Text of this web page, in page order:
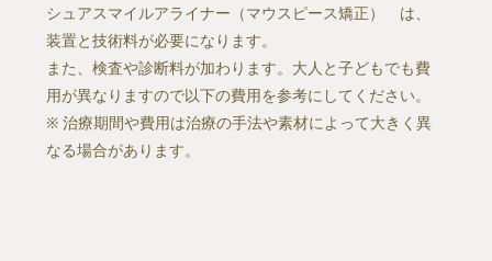
シュアスマイルアライナー（マウスピース矯正） は、
装置と技術料が必要になります。
また、検査や診断料が加わります。大人と子どもでも費
用が異なりますので以下の費用を参考にしてください。
※ 治療期間や費用は治療の手法や素材によって大きく異
なる場合があります。